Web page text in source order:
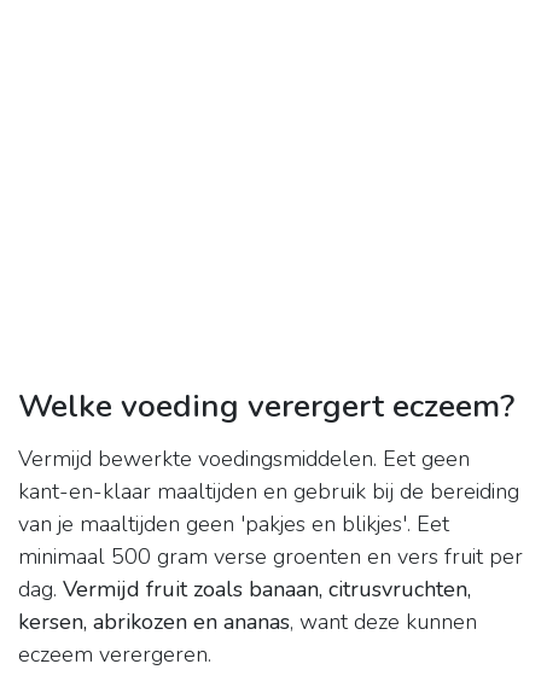
Welke voeding verergert eczeem?
Vermijd bewerkte voedingsmiddelen. Eet geen
kant-en-klaar maaltijden en gebruik bij de bereiding
van je maaltijden geen 'pakjes en blikjes'. Eet
minimaal 500 gram verse groenten en vers fruit per
dag. Vermijd fruit zoals banaan, citrusvruchten,
kersen, abrikozen en ananas, want deze kunnen
eczeem verergeren.